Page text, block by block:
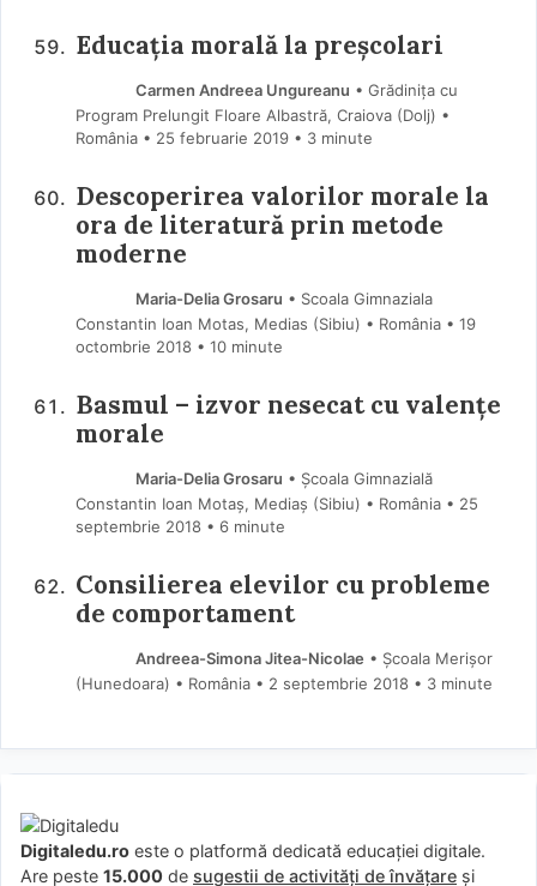
Educația morală la preșcolari
Carmen Andreea Ungureanu • Grădinița cu
Program Prelungit Floare Albastră, Craiova (Dolj) •
România
25 februarie 2019 • 3 minute
Descoperirea valorilor morale la
ora de literatură prin metode
moderne
Maria-Delia Grosaru • Scoala Gimnaziala
Constantin Ioan Motas, Medias (Sibiu) • România
19
octombrie 2018 • 10 minute
Basmul – izvor nesecat cu valențe
morale
Maria-Delia Grosaru • Școala Gimnazială
Constantin Ioan Motaș, Mediaș (Sibiu) • România
25
septembrie 2018 • 6 minute
Consilierea elevilor cu probleme
de comportament
Andreea-Simona Jitea-Nicolae • Școala Merișor
(Hunedoara) • România
2 septembrie 2018 • 3 minute
Digitaledu.ro este o platformă dedicată educației digitale.
Are peste 15.000 de sugestii de activități de învățare și